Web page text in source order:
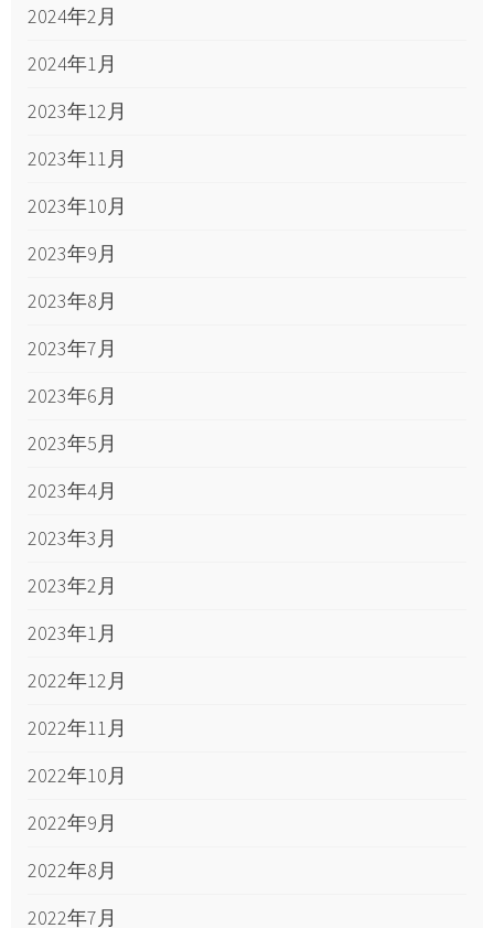
2024年2月
2024年1月
2023年12月
2023年11月
2023年10月
2023年9月
2023年8月
2023年7月
2023年6月
2023年5月
2023年4月
2023年3月
2023年2月
2023年1月
2022年12月
2022年11月
2022年10月
2022年9月
2022年8月
2022年7月